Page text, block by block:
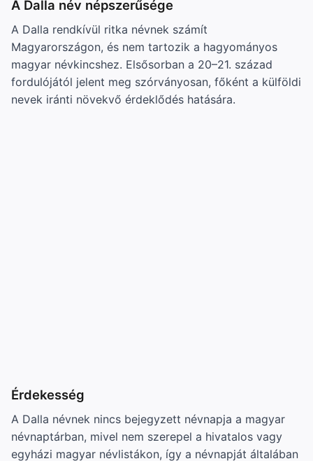
A Dalla név népszerűsége
A Dalla rendkívül ritka névnek számít
Magyarországon, és nem tartozik a hagyományos
magyar névkincshez. Elsősorban a 20–21. század
fordulójától jelent meg szórványosan, főként a külföldi
nevek iránti növekvő érdeklődés hatására.
Érdekesség
A Dalla névnek nincs bejegyzett névnapja a magyar
névnaptárban, mivel nem szerepel a hivatalos vagy
egyházi magyar névlistákon, így a névnapját általában